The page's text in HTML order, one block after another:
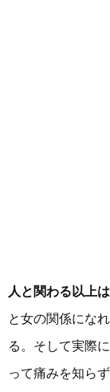
人と関わる以上
と女の関係にな
る。そして実際
って痛みを知ら